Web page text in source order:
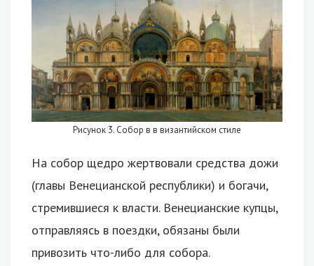
Рисунок 3. Собор в в византийском стиле
На собор щедро жертвовали средства дожи
(главы Венецианской республики) и богачи,
стремившиеся к власти. Венецианские купцы,
отправляясь в поездки, обязаны были
привозить что-либо для собора.